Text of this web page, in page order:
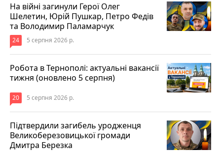
На війні загинули Герої Олег
Шелетин, Юрій Пушкар, Петро Федів
та Володимир Паламарчук
24 5 серпня 2026 р.
Робота в Тернополі: актуальні вакансії
тижня (оновлено 5 серпня)
20 5 серпня 2026 р.
Підтвердили загибель уродженця
Великоберезовицької громади
Дмитра Березка